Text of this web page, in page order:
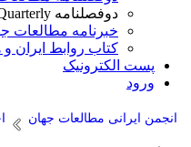
دوفصلنامه World Sociopolitical Quarterly
خبرنامه مطالعات
کتاب روابط ایران و
پست الکترونیک
ورود
انجمن ایرانی مطالعات جهان